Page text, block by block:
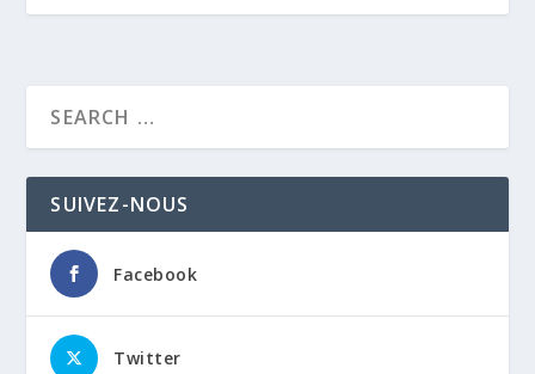
SUIVEZ-NOUS
Facebook
Twitter